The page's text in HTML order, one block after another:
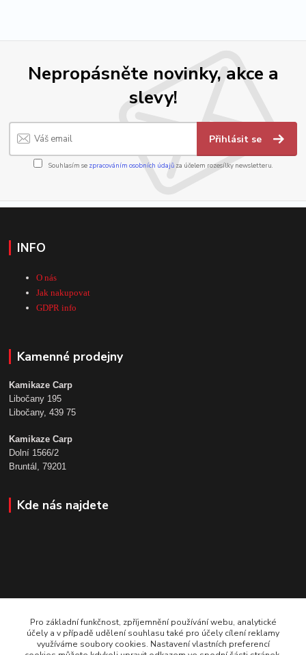
Nepropásněte novinky, akce a
slevy!
Přihlásit se
Souhlasím se zpracováním osobních údajůza účelem rozesílky newsletteru.
INFO
O nás
Jak nakupovat
GDPR info
Kamenné prodejny
Kamikaze Carp
Libočany 195
Libočany, 439 75
Kamikaze Carp
Dolní 1566/2
Bruntál, 79201
Kde nás najdete
Pro základní funkčnost, zpříjemnění používání webu, analytické
účely a v případě udělení souhlasu také pro účely cílení reklamy
využíváme soubory cookies. Nastavení vlastních preferencí